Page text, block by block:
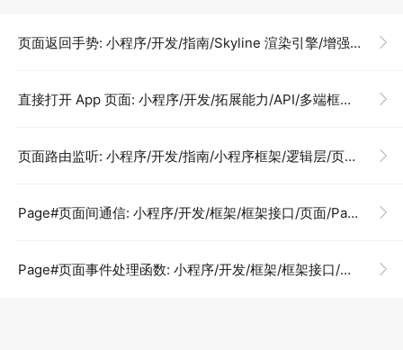
页面返回手势: 小程序/开发/指南/Skyline 渲染引擎/增强特性/自定义路由/页面返回手势
直接打开 App 页面: 小程序/开发/拓展能力/API/多端框架新增API/监听进入App的事件
页面路由监听: 小程序/开发/指南/小程序框架/逻辑层/页面路由/页面路由监听
Page#页面间通信: 小程序/开发/框架/框架接口/页面/Page
Page#页面事件处理函数: 小程序/开发/框架/框架接口/页面/Page